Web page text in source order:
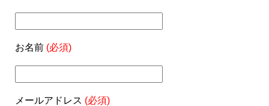
お名前 (必須)
メールアドレス (必須)